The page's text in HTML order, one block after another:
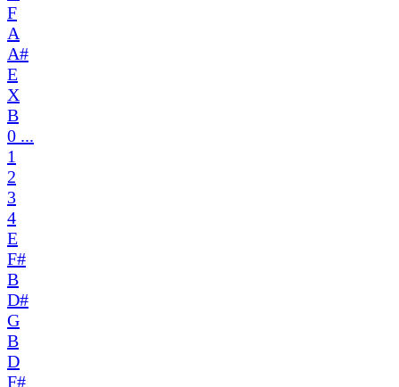
F
A
A#
E
X
B
0 ...
1
2
3
4
E
F#
B
D#
G
B
D
F#